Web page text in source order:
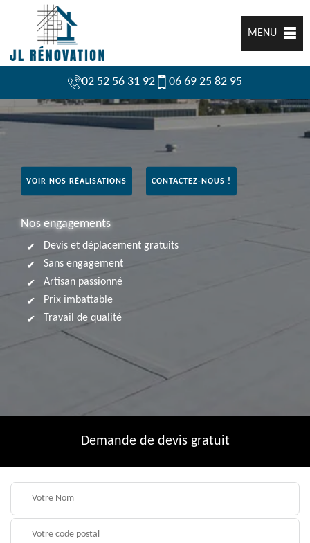
MENU
02 52 56 31 92 06 69 25 82 95
VOIR NOS RÉALISATIONS CONTACTEZ-NOUS !
Nos engagements
Devis et déplacement gratuits
Sans engagement
Artisan passionné
Prix imbattable
Travail de qualité
Demande de devis gratuit